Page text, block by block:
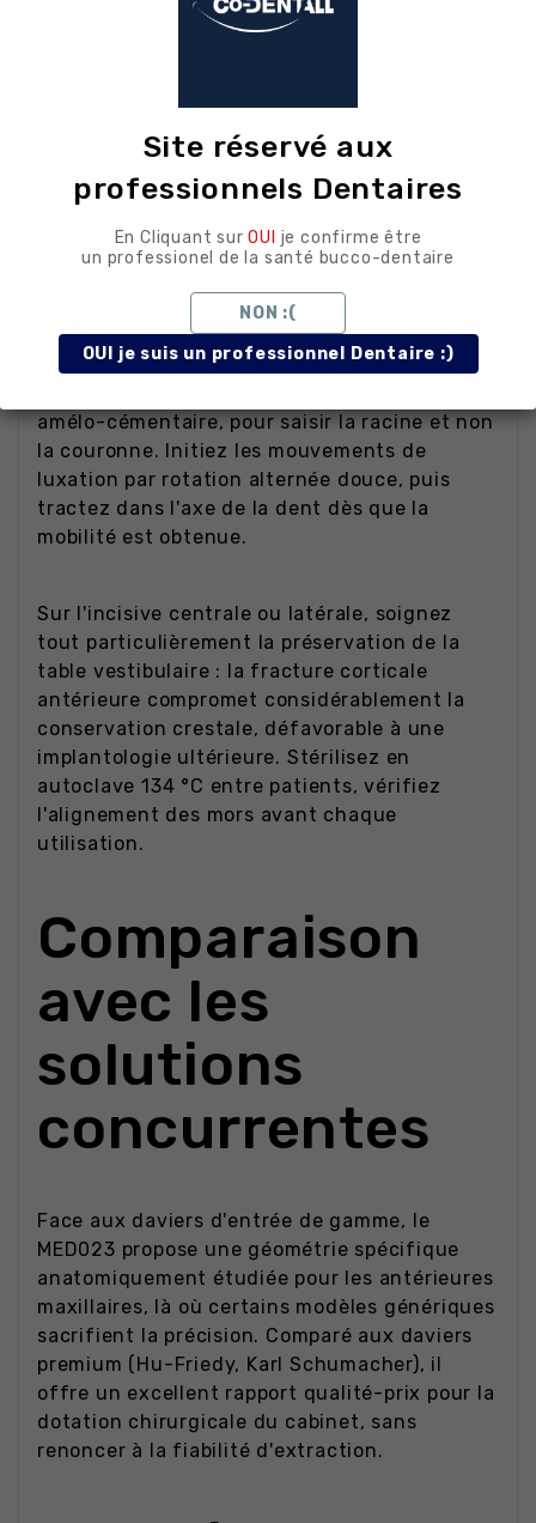
Conseils
fauteuil
chirurgical
Réalisez d'abord un syndesmotome doux pour
rompre l'attache desmodontale avant
d'engager le davier. Positionnez les mors le
amélo-cémentaire, pour saisir la racine et non
la couronne. Initiez les mouvements de
luxation par rotation alternée douce, puis
tractez dans l'axe de la dent dès que la
mobilité est obtenue.
Sur l'incisive centrale ou latérale, soignez
tout particulièrement la préservation de la
table vestibulaire : la fracture corticale
antérieure compromet considérablement la
conservation crestale, défavorable à une
implantologie ultérieure. Stérilisez en
autoclave 134 °C entre patients, vérifiez
l'alignement des mors avant chaque
utilisation.
Comparaison
avec les
solutions
concurrentes
Face aux daviers d'entrée de gamme, le
MED023 propose une géométrie spécifique
anatomiquement étudiée pour les antérieures
maxillaires, là où certains modèles génériques
sacrifient la précision. Comparé aux daviers
premium (Hu-Friedy, Karl Schumacher), il
offre un excellent rapport qualité-prix pour la
dotation chirurgicale du cabinet, sans
renoncer à la fiabilité d'extraction.
Site réservé aux
professionnels Dentaires
En Cliquant surOUI je confirme être
un professionel de la santé bucco-dentaire
NON :(
OUI je suis un professionnel Dentaire :)